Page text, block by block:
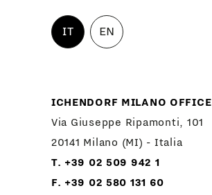
IT EN
ICHENDORF MILANO OFFICE
Via Giuseppe Ripamonti, 101
20141 Milano (MI) - Italia
T. +39 02 509 942 1
F. +39 02 580 131 60